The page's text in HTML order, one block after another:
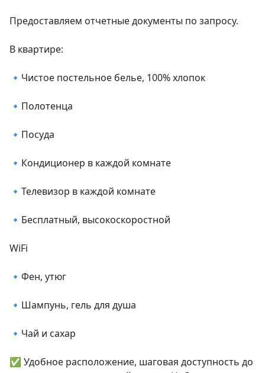
Предоставляем отчетные документы по запросу.
В квартире:
🔹Чистое постельное белье, 100% хлопок
🔹Полотенца
🔹Посуда
🔹Кондиционер в каждой комнате
🔹Телевизор в каждой комнате
🔹Бесплатный, высокоскоростной
WiFi
🔹Фен, утюг
🔹Шампунь, гель для душа
🔹Чай и сахар
✅ Удобное расположение, шаговая доступность до